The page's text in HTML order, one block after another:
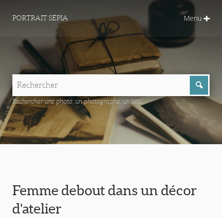
PORTRAIT SÉPIA Menu
Rechercher une photo, un photographe, un lieu...
Femme debout dans un décor
d'atelier